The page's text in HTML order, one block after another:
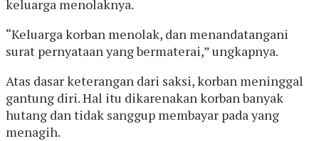
keluarga menolaknya.
“Keluarga korban menolak, dan menandatangani
surat pernyataan yang bermaterai,” ungkapnya.
Atas dasar keterangan dari saksi, korban meninggal
gantung diri. Hal itu dikarenakan korban banyak
hutang dan tidak sanggup membayar pada yang
menagih.